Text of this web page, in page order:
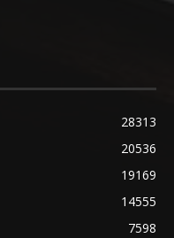
28313
20536
19169
14555
7598